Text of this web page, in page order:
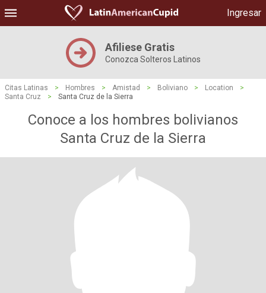
Ingresar
Afiliese Gratis
Conozca Solteros Latinos
Citas Latinas > Hombres > Amistad > Boliviano > Location
>
Santa Cruz
> Santa Cruz de la Sierra
Conoce a los hombres bolivianos
Santa Cruz de la Sierra